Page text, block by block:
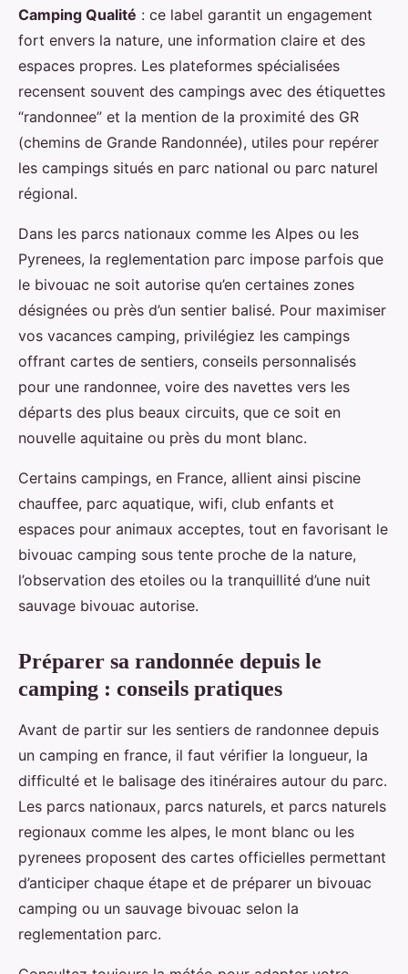
Camping Qualité : ce label garantit un engagement
fort envers la nature, une information claire et des
espaces propres. Les plateformes spécialisées
recensent souvent des campings avec des étiquettes
“randonnee” et la mention de la proximité des GR
(chemins de Grande Randonnée), utiles pour repérer
les campings situés en parc national ou parc naturel
régional.
Dans les parcs nationaux comme les Alpes ou les
Pyrenees, la reglementation parc impose parfois que
le bivouac ne soit autorise qu’en certaines zones
désignées ou près d’un sentier balisé. Pour maximiser
vos vacances camping, privilégiez les campings
offrant cartes de sentiers, conseils personnalisés
pour une randonnee, voire des navettes vers les
départs des plus beaux circuits, que ce soit en
nouvelle aquitaine ou près du mont blanc.
Certains campings, en France, allient ainsi piscine
chauffee, parc aquatique, wifi, club enfants et
espaces pour animaux acceptes, tout en favorisant le
bivouac camping sous tente proche de la nature,
l’observation des etoiles ou la tranquillité d’une nuit
sauvage bivouac autorise.
Préparer sa randonnée depuis le
camping : conseils pratiques
Avant de partir sur les sentiers de randonnee depuis
un camping en france, il faut vérifier la longueur, la
difficulté et le balisage des itinéraires autour du parc.
Les parcs nationaux, parcs naturels, et parcs naturels
regionaux comme les alpes, le mont blanc ou les
pyrenees proposent des cartes officielles permettant
d’anticiper chaque étape et de préparer un bivouac
camping ou un sauvage bivouac selon la
reglementation parc.